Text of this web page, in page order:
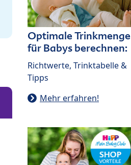
Optimale Trinkmenge
für Babys berechnen:
Richtwerte, Trinktabelle &
Tipps
Mehr erfahren!